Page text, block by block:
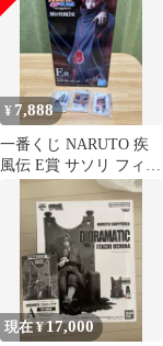
LF8308 f101
¥ 7,888
一番くじ NARUTO 疾
風伝 E賞 サソリ フィギ
現在 ¥17,000